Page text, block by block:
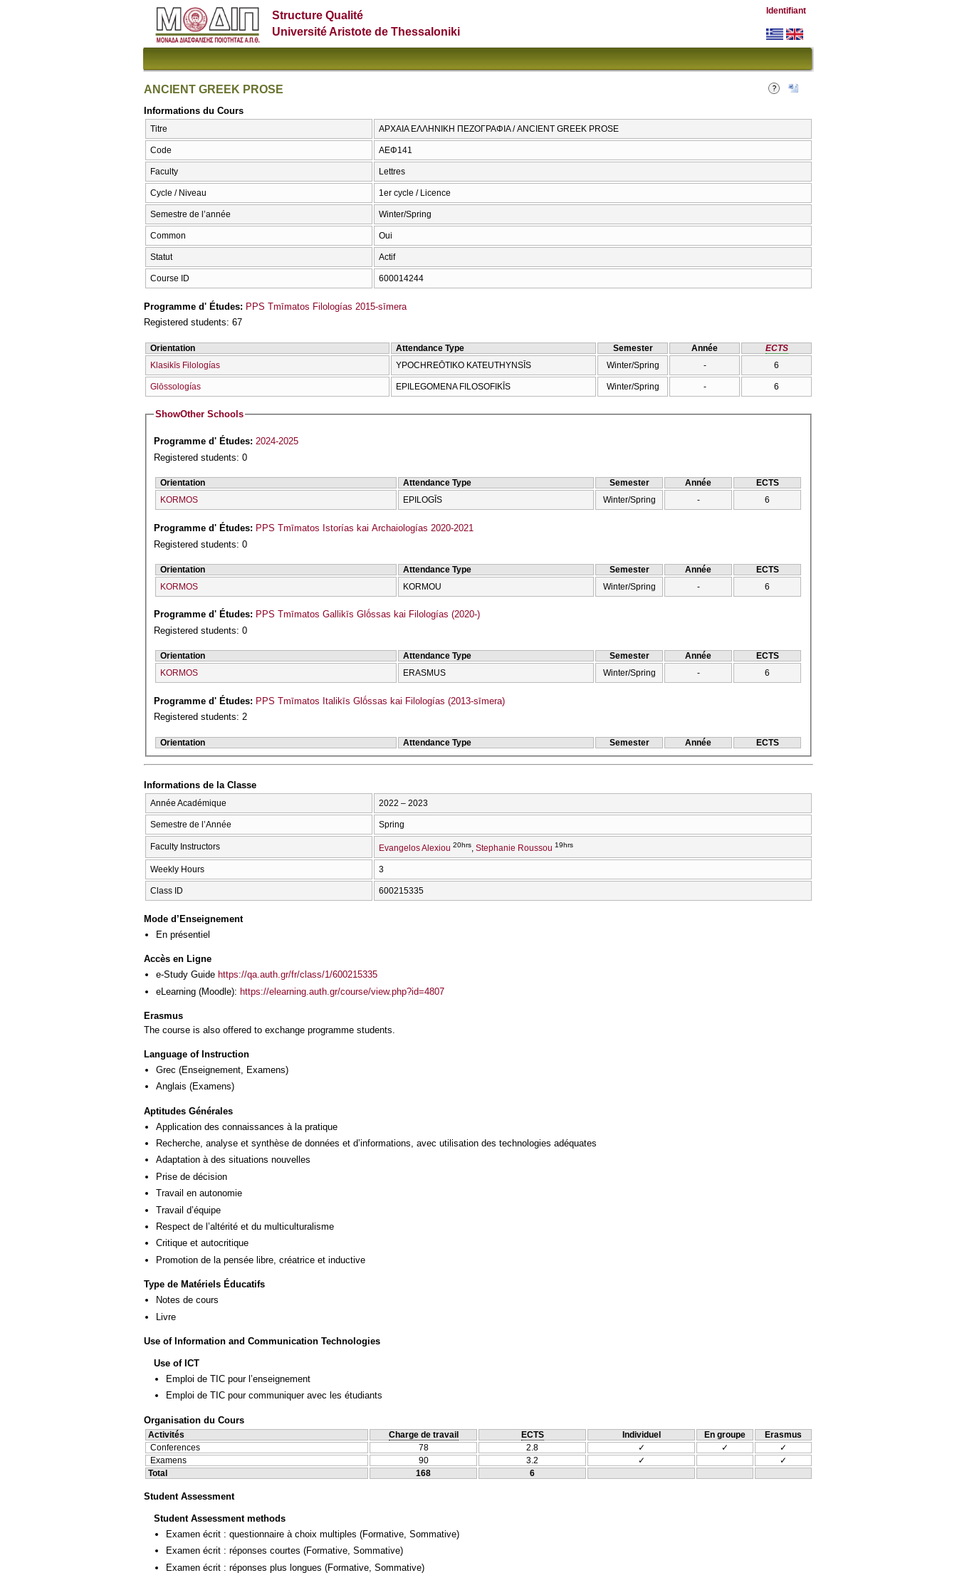
Structure Qualité
Université Aristote de Thessaloniki
Identifiant
ANCIENT GREEK PROSE
Informations du Cours
Titre ΑΡΧΑΙΑ ΕΛΛΗΝΙΚΗ ΠΕΖΟΓΡΑΦΙΑ / ANCIENT GREEK PROSE
Code ΑΕΦ141
Faculty Lettres
Cycle / Niveau 1er cycle / Licence
Semestre de l’année Winter/Spring
Common Oui
Statut Actif
Course ID 600014244
Programme d' Études: PPS Tmīmatos Filologías 2015-sīmera
Registered students: 67
Orientation Attendance Type Semester Année
ECTS
Klasikīs Filologías
YPOCΗREŌTIKO KATEUTHYNSĪS Winter/Spring - 6
Glōssologías EPILEGOMENA FILOSOFIKĪS Winter/Spring - 6
ShowOther Schools
Programme d' Études:2024-2025
Registered students: 0
Orientation Attendance Type Semester Année
ECTS
KORMOS
EPILOGĪS Winter/Spring - 6
Programme d' Études: PPS Tmīmatos Istorías kai Archaiologías 2020-2021
Registered students: 0
Orientation Attendance Type Semester Année
ECTS
KORMOS
KORMOU Winter/Spring - 6
Programme d' Études: PPS Tmīmatos Gallikīs Glṓssas kai Filologías (2020-)
Registered students: 0
Orientation Attendance Type Semester Année
ECTS
KORMOS
ERASMUS Winter/Spring - 6
Programme d' Études: PPS Tmīmatos Italikīs Glṓssas kai Filologías (2013-sīmera)
Registered students: 2
Orientation Attendance Type Semester Année ECTS
Informations de la Classe
Année Académique 2022 – 2023
Semestre de l’Année Spring
Faculty Instructors Evangelos Alexiou 20hrs Stephanie Roussou 19hrs
Weekly Hours 3
Class ID 600215335
Mode d’Enseignement
En présentiel
Accès en Ligne
e-Study Guide https://qa.auth.gr/fr/class/1/600215335
eLearning (Moodle): https://elearning.auth.gr/course/view.php?id=4807
Erasmus
The course is also offered to exchange programme students.
Language of Instruction
Grec (Enseignement, Examens)
Anglais (Examens)
Aptitudes Générales
Application des connaissances à la pratique
Recherche, analyse et synthèse de données et d’informations, avec utilisation des technologies adéquates
Adaptation à des situations nouvelles
Prise de décision
Travail en autonomie
Travail d’équipe
Respect de l’altérité et du multiculturalisme
Critique et autocritique
Promotion de la pensée libre, créatrice et inductive
Type de Matériels Éducatifs
Notes de cours
Livre
Use of Information and Communication Technologies
Use of ICT
Emploi de TIC pour l’enseignement
Emploi de TIC pour communiquer avec les étudiants
Organisation du Cours
Activités Charge de travail ECTS Individuel En groupe
Erasmus
Conferences
78 2.8 ✓ ✓
✓
Examens
90 3.2 ✓
✓
Total
168 6
Student Assessment
Student Assessment methods
Examen écrit : questionnaire à choix multiples (Formative, Sommative)
Examen écrit : réponses courtes (Formative, Sommative)
Examen écrit : réponses plus longues (Formative, Sommative)